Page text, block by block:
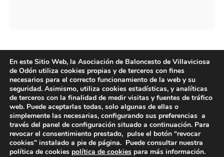
DIRECCIÓN
Camino de Sacedón 15
En este Sitio Web, la Asociación de Baloncesto de Villaviciosa
de Odón utiliza cookies propias y de terceros con fines
necesarios para el correcto funcionamiento de la web y su
seguridad. Asimismo, utiliza cookies estadísticas, y analíticas
de terceros con la finalidad de medir visitas y fuentes de tráfico
web. Puede aceptarlas todas, solo algunas de ellas o
simplemente las necesarias, configurando sus preferencias a
través del panel de configuración situado a continuación. Para
revocar el consentimiento prestado, pulse el botón “revocar
cookies” instalado a pie de página. Puede consultar nuestra
política de cookies política de cookies para más información.